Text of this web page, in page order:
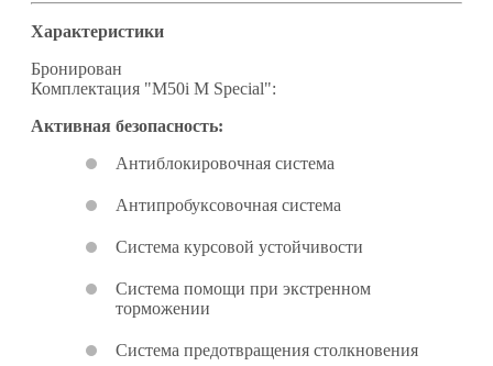
Характеристики
Бронирован
Комплектация "M50i M Special":
Активная безопасность:
Антиблокировочная система
Антипробуксовочная система
Система курсовой устойчивости
Система помощи при экстренном
торможении
Система предотвращения столкновения